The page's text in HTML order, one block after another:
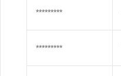
*********
*********